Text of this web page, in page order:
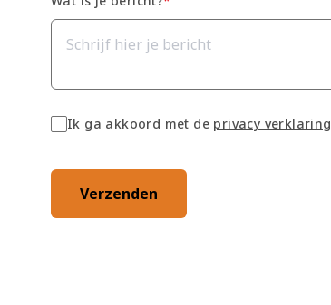
Ik ga akkoord met de privacy verklaring
Verzenden